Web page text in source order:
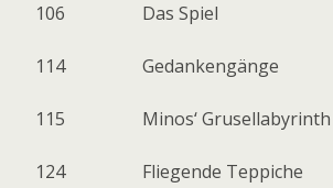
106 Das Spiel
114 Gedankengänge
115 Minos‘ Grusellabyrinth
124 Fliegende Teppiche